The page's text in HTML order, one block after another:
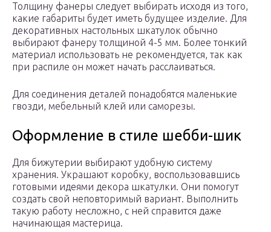
Толщину фанеры следует выбирать исходя из того,
какие габариты будет иметь будущее изделие. Для
декоративных настольных шкатулок обычно
выбирают фанеру толщиной 4-5 мм. Более тонкий
материал использовать не рекомендуется, так как
при распиле он может начать расслаиваться.
Для соединения деталей понадобятся маленькие
гвозди, мебельный клей или саморезы.
Оформление в стиле шебби-шик
Для бижутерии выбирают удобную систему
хранения. Украшают коробку, воспользовавшись
готовыми идеями декора шкатулки. Они помогут
создать свой неповторимый вариант. Выполнить
такую работу несложно, с ней справится даже
начинающая мастерица.